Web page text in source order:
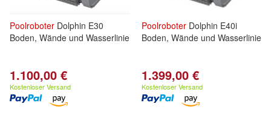
Poolroboter Dolphin E30
Boden, Wände und Wasserlinie
1.100,00 €
Kostenloser Versand
Poolroboter Dolphin E40i
Boden, Wände und Wasserlinie
1.399,00 €
Kostenloser Versand